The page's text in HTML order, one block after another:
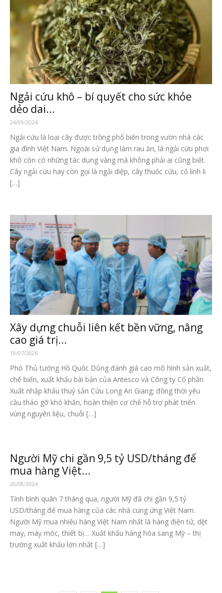
Ngải cứu khô – bí quyết cho sức khỏe
dẻo dai...
24/09/2024
Ngải cứu là loại cây được trồng phổ biến trong vườn nhà các
gia đình Việt Nam. Ngoài sử dụng làm rau ăn, lá ngải cứu phơi
khô còn có những tác dụng vàng mà không phải ai cũng biết.
Cây ngải cứu hay còn gọi là ngải diệp, cây thuốc cứu, cỏ linh li
[…]
Xây dựng chuỗi liên kết bền vững, nâng
cao giá trị...
19/07/2026
Phó Thủ tướng Hồ Quốc Dũng đánh giá cao mô hình sản xuất,
chế biến, xuất khẩu bài bản của Antesco và Công ty Cổ phần
Xuất nhập khẩu thuỷ sản Cửu Long An Giang; đồng thời yêu
cầu tháo gỡ khó khăn, hoàn thiện cơ chế hỗ trợ phát triển
vùng nguyên liệu, chuỗi […]
Người Mỹ chi gần 9,5 tỷ USD/tháng để
mua hàng Việt...
20/08/2024
Tính bình quân 7 tháng qua, người Mỹ đã chi gần 9,5 tỷ
USD/tháng để mua hàng của các nhà cung ứng Việt Nam.
Người Mỹ mua nhiều hàng Việt Nam nhất là hàng điện tử, dệt
may, máy móc, thiết bị… Xuất khẩu hàng hóa sang Mỹ – thị
trường xuất khẩu lớn nhất […]